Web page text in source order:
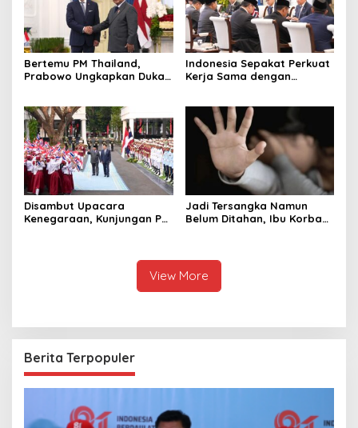
Bertemu PM Thailand,
Prabowo Ungkapkan Duka
Raja Thailand
Indonesia Sepakat Perkuat
Kerja Sama dengan
Disambut Upacara
Kenegaraan, Kunjungan PM
Jadi Tersangka Namun
Belum Ditahan, Ibu Korban
Anaknya Hamil
View More
Berita Terpopuler